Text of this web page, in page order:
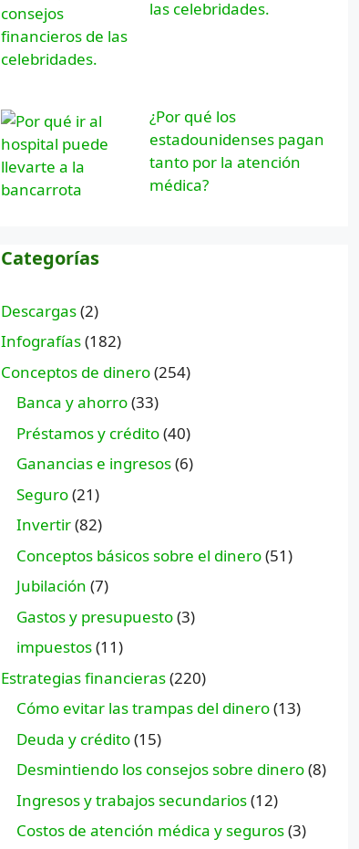
las celebridades.
¿Por qué los
estadounidenses pagan
tanto por la atención
médica?
Categorías
Descargas(2)
Infografías(182)
Conceptos de dinero(254)
Banca y ahorro(33)
Préstamos y crédito(40)
Ganancias e ingresos(6)
Seguro(21)
Invertir(82)
Conceptos básicos sobre el dinero(51)
Jubilación (7)
Gastos y presupuesto(3)
impuestos(11)
Estrategias financieras(220)
Cómo evitar las trampas del dinero(13)
Deuda y crédito(15)
Desmintiendo los consejos sobre dinero(8)
Ingresos y trabajos secundarios(12)
Costos de atención médica y seguros(3)